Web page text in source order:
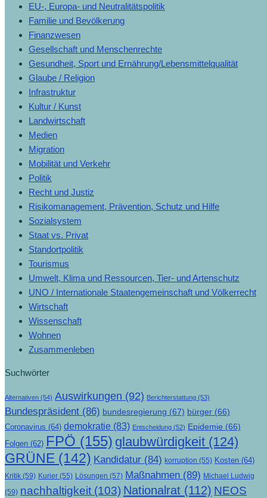
EU-, Europa- und Neutralitätspolitik
Familie und Bevölkerung
Finanzwesen
Gesellschaft und Menschenrechte
Gesundheit, Sport und Ernährung/Lebensmittelqualität
Glaube / Religion
Infrastruktur
Kultur / Kunst
Landwirtschaft
Medien
Migration
Mobilität und Verkehr
Politik
Recht und Justiz
Risikomanagement, Prävention, Schutz und Hilfe
Sozialsystem
Staat vs. Privat
Standortpolitik
Tourismus
Umwelt, Klima und Ressourcen, Tier- und Artenschutz
UNO / Internationale Staatengemeinschaft und Völkerrecht
Wirtschaft
Wissenschaft
Wohnen
Zusammenleben
Suchwörter
Alternativen (54) Auswirkungen (92) Berichterstattung (53)
Bundespräsident (86) bundesregierung (67) bürger (66)
Coronavirus (64) demokratie (83) Entscheidung (52) Epidemie (66)
Folgen (62) FPÖ (155) glaubwürdigkeit (124)
GRÜNE (142) Kandidatur (84) korruption (55) Kosten (64)
Kritik (59) Kurier (55) Lösungen (57) Maßnahmen (89) Michael Ludwig
(59) nachhaltigkeit (103) Nationalrat (112) NEOS